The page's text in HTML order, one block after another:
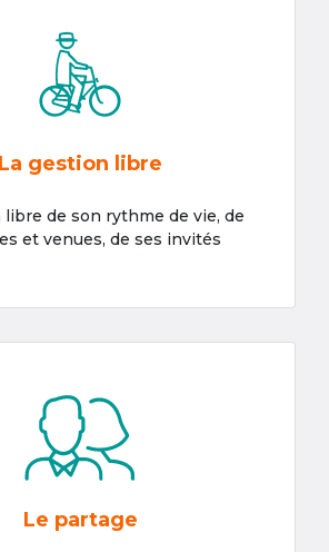
La gestion libre
libre de son rythme de vie, de
et venues, de ses invités
Le partage